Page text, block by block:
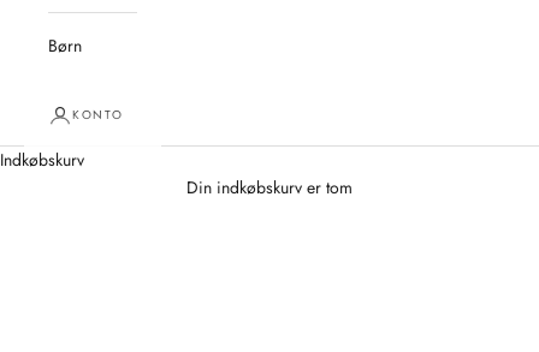
Børn
KONTO
Indkøbskurv
Din indkøbskurv er tom
SE VORES PRODUKTER HER